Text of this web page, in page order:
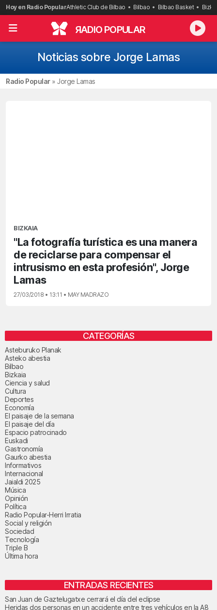
Saltar
al
contenido
Hoy en Radio PopularAthletic Club de Bilbao Bilbao Bilbao Basket
RADIO POPULAR
Noticias sobre Jorge Lamas
Radio Popular» Jorge Lamas
BIZKAIA
"La fotografía turística es una manera
de reciclarse para compensar el
intrusismo en esta profesión", Jorge
Lamas
27/03/2018 • 13:11 • MAY MADRAZO
CATEGORÍAS
Asteburuko Planak
Asteko abestia
Bilbao
Bizkaia
Ciencia y salud
Cultura
Deportes
Economía
El paisaje de la semana
El paisaje del día
Espacio patrocinado
Euskadi
Gastronomía
Gaurko abestia
Informativos
Internacional
Jaialdi 2025
Música
Opinión
Política
Radio Popular-Herri Irratia
Social y religión
Sociedad
Tecnología
Triple B
Última hora
ENTRADAS RECIENTES
San Juan de Gaztelugatxe cerrará el día del eclipse
Heridas dos personas en un accidente entre tres vehículos en la A8